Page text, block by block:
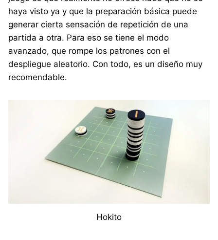
haya visto ya y que la preparación básica puede
generar cierta sensación de repetición de una
partida a otra. Para eso se tiene el modo
avanzado, que rompe los patrones con el
despliegue aleatorio. Con todo, es un diseño muy
recomendable.
Hokito